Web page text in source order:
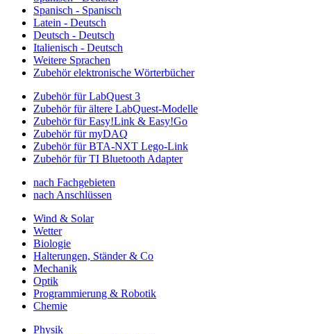
Spanisch - Spanisch
Latein - Deutsch
Deutsch - Deutsch
Italienisch - Deutsch
Weitere Sprachen
Zubehör elektronische Wörterbücher
Zubehör für LabQuest 3
Zubehör für ältere LabQuest-Modelle
Zubehör für Easy!Link & Easy!Go
Zubehör für myDAQ
Zubehör für BTA-NXT Lego-Link
Zubehör für TI Bluetooth Adapter
nach Fachgebieten
nach Anschlüssen
Wind & Solar
Wetter
Biologie
Halterungen, Ständer & Co
Mechanik
Optik
Programmierung & Robotik
Chemie
Physik